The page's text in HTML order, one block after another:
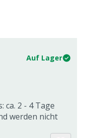
Auf Lager
ca. 2 - 4 Tage
werden nicht